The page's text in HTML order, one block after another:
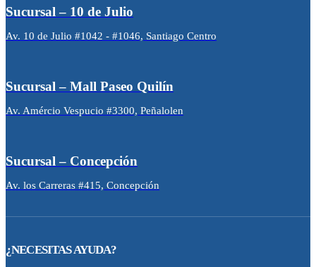
Sucursal – 10 de Julio
Av. 10 de Julio #1042 - #1046, Santiago Centro
Sucursal – Mall Paseo Quilín
Av. Amércio Vespucio #3300, Peñalolen
Sucursal – Concepción
Av. los Carreras #415, Concepción
¿NECESITAS AYUDA?